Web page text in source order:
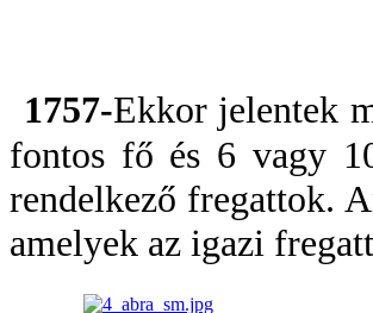
1757-Ekkor jelentek
fontos fő és 6 vagy
rendelkező fregattok.
amelyek az igazi